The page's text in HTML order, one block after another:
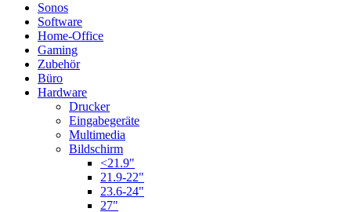
Sonos
Software
Home-Office
Gaming
Zubehör
Büro
Hardware
Drucker
Eingabegeräte
Multimedia
Bildschirm
<21.9"
21.9-22"
23.6-24"
27"